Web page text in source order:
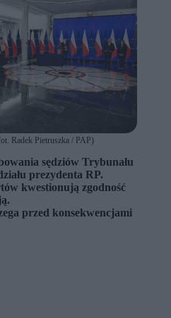
Radek Pietruszka / PAP)
sędziów Trybunału
prezydenta RP.
kwestionują zgodność
przed konsekwencjami